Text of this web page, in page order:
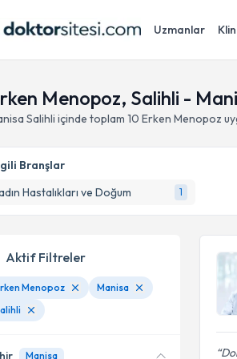
Uzmanlar
Menopoz, Salihli -
Salihli içinde toplam 10 Erken Menopoz
Branşlar
Hastalıkları ve Doğum
1
Aktif Filtreler
Menopoz
Manisa
Manisa